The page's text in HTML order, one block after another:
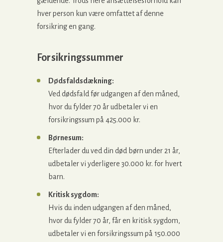
hver person kun være omfattet af denne
forsikring en gang.
Forsikringssummer
Dødsfaldsdækning:
Ved dødsfald før udgangen af den måned,
hvor du fylder 70 år udbetaler vi en
forsikringssum på 425.000 kr.
Børnesum:
Efterlader du ved din død børn under 21 år,
udbetaler vi yderligere 30.000 kr. for hvert
barn.
Kritisk sygdom:
Hvis du inden udgangen af den måned,
hvor du fylder 70 år, får en kritisk sygdom,
udbetaler vi en forsikringssum på 150.000